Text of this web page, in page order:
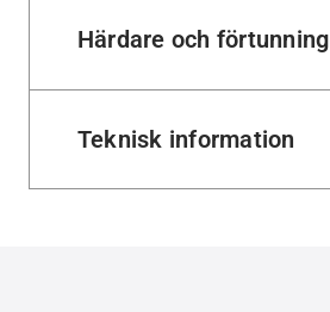
Härdare och förtunning
Teknisk information